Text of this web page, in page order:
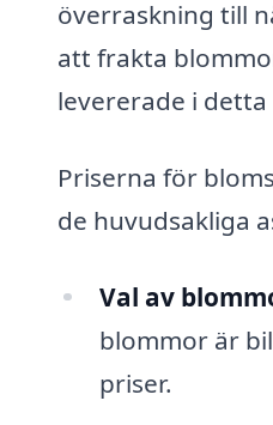
överraskning till
att frakta
levererade i detta
Priserna för
de huvudsakliga
Val av
blommor är
priser.